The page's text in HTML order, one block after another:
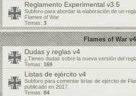
Reglamento Experimental v3.5
Subforo para abordar la elaboración de un
Flames of War
Temas: 3
Flames of War v4
Dudas y reglas v4
¿Tienes dudas sobre la nueva versión del
Temas: 169
Listas de ejército v4
Subforo para comentar listas de ejército de
publicado en 2017.
Temas: 84